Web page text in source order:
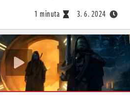
1 minuta 3. 6. 2024